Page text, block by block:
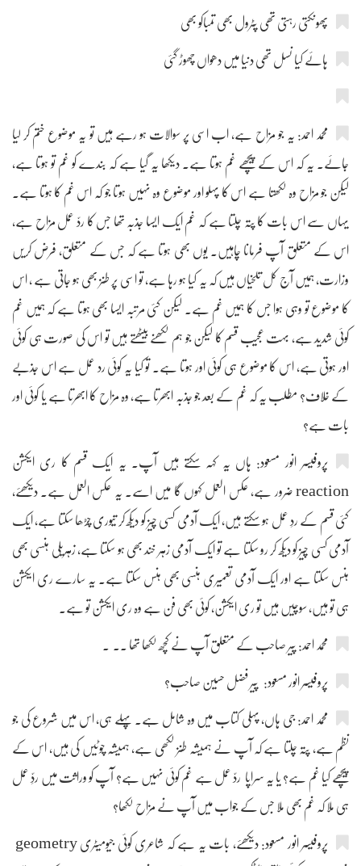
پھونکتی رہتی تھی پٹرول بھی تمباکو بھی
ہائے کیا نسل تھی دنیا میں دھواں چھوڑ گئی
محمد احمد: یہ جو مزاح ہے، اب اسی پر سوالات ہو رہے ہیں تو یہ موضوع ختم کر لیا
جائے۔ یہ کہ اس کے پیچھے غم ہوتا ہے۔ دیکھا یہ گیا ہے کہ بندے کو غم تو ہوتا ہے،
لیکن جو مزاح وہ لکھتا ہے اس کا پہلو اور موضوع وہ نہیں ہوتا جو کہ اس غم کا ہوتا ہے۔
یہاں سے اس بات کا پتہ چلتا ہے کہ غم ایک ایسا جذبہ تھا جس کا ردّ عمل مزاح ہے،
اس کے متعلق آپ فرمانا چاہیں۔ یوں بھی ہوتا ہے کہ جس کے متعلق، فرض کریں
وزارت، ہمیں آج کل تلخیاں ہیں کہ یہ کیا ہو رہا ہے، تو اسی پر طنز بھی ہو جاتی ہے ، اس
کا موضوع تو وہی ہوا جس کا ہمیں غم ہے۔ لیکن کئی مرتبہ ایسا بھی ہوتا ہے کہ ہمیں غم
کوئی شدید ہے، بہت عجیب قسم کا لیکن جو ہم لکھنے بیٹھتے ہیں تو اس کی صورت ہی کوئی
اور ہوتی ہے، اس کا موضوع ہی کوئی اور ہوتا ہے۔ تو کیا یہ کوئی رد عمل ہے اس جذبے
کے خلاف؟ مطلب یہ کہ غم کے بعد جو جذبہ ابھرتا ہے، وہ مزاح کا ابھرتا ہے یا کوئی اور
بات ہے؟
پروفیسر انور مسعود: ہاں یہ کہہ سکتے ہیں آپ۔ یہ ایک قسم کا ری ایکشن
reaction ضرور ہے، عکس العمل کہوں گا میں اسے۔ یہ عکس العمل ہے۔ دیکھئے،
کئی قسم کے ردِ عمل ہو سکتے ہیں، ایک آدمی کسی چیز کو دیکھ کر تیوری چڑھا سکتا ہے، ایک
آدمی کسی چیز کو دیکھ کر رو سکتا ہے تو ایک آدمی زہر خند بھی ہو سکتا ہے، زہریلی ہنسی بھی
ہنس سکتا ہے اور ایک آدمی تعمیری ہنسی بھی ہنس سکتا ہے۔ یہ سارے ری ایکشن
ہی تو ہیں، سوچیں ہیں تو ری ایکشن، کوئی بھی فن ہے وہ ری ایکشن تو ہے۔
محمد احمد: پیر صاحب کے متعلق آپ نے کچھ لکھا تھا ۔۔ ۔
پروفیسر انور مسعود: پیر فضل حسین صاحب؟
محمد احمد: جی ہاں، پہلی کتاب میں وہ شامل ہے۔ پہلے ہی، اس میں شروع کی جو
نظم ہے، پتہ چلتا ہے کہ آپ نے ہمیشہ طنز لکھی ہے، ہمیشہ چوٹیں کی ہیں، اس کے
پیچھے کیا غم ہے؟ یا یہ سراپا ردّ عمل ہے غم کوئی نہیں ہے؟ آپ کو وراثت میں ردِّ عمل
ہی ملا کہ غم بھی ملا جس کے جواب میں آپ نے مزاح لکھا؟